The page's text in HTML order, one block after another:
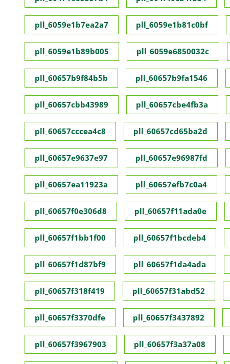
pll_6059e1b7ea2a7 pll_6059e1b81c0bf
pll_6059e1b89b005 pll_6059e6850032c
pll_60657b9f84b5b pll_60657b9fa1546
pll_60657cbb43989 pll_60657cbe4fb3a
pll_60657cccea4c8 pll_60657cd65ba2d
pll_60657e9637e97 pll_60657e96987fd
pll_60657ea11923a pll_60657efb7c0a4
pll_60657f0e306d8 pll_60657f11ada0e
pll_60657f1bb1f00 pll_60657f1bcdeb4
pll_60657f1d87bf9 pll_60657f1da4ada
pll_60657f318f419 pll_60657f31abd52
pll_60657f3370dfe pll_60657f3437892
pll_60657f3967903 pll_60657f3a37a08